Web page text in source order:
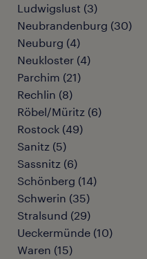
Ludwigslust (3)
Neubrandenburg (30)
Neuburg (4)
Neukloster (4)
Parchim (21)
Rechlin (8)
Röbel/Müritz (6)
Rostock (49)
Sanitz (5)
Sassnitz (6)
Schönberg (14)
Schwerin (35)
Stralsund (29)
Ueckermünde (10)
Waren (15)